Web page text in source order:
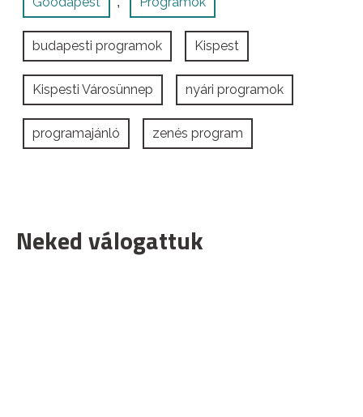
budapesti programok Kispest
Kispesti Városünnep nyári programok
programajánló zenés program
Neked válogattuk